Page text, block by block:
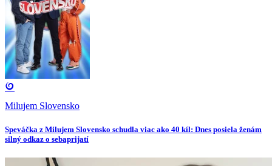
Milujem Slovensko
Speváčka z Milujem Slovensko schudla viac ako 40 kíl: Dnes posiela ženám
silný odkaz o sebaprijatí